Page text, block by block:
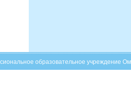
образовательное учреждение